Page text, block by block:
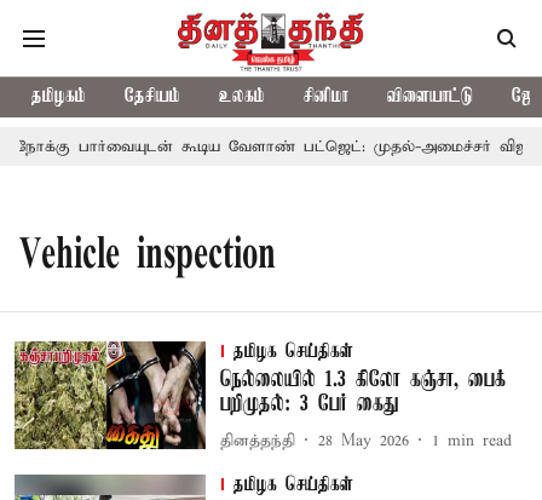
தமிழகம் தேசியம் உலகம் சினிமா விளையாட்டு
பார்வையுடன் கூடிய வேளாண் பட்ஜெட்: முதல்-அமைச்சர் விஜய்
Vehicle inspection
தமிழக செய்திகள்
நெல்லையில் 1.3 கிலோ கஞ்சா, பைக்
பறிமுதல்: 3 பேர் கைது
தினத்தந்தி 28 May 2026 1 min read
தமிழக செய்திகள்